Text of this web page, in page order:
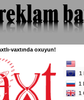
vaxtında oxuyun!
1
1
1